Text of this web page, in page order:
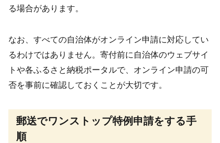
る場合があります。
なお、すべての自治体がオンライン申請に対応してい
るわけではありません。寄付前に自治体のウェブサイ
トや各ふるさと納税ポータルで、オンライン申請の可
否を事前に確認しておくことが大切です。
郵送でワンストップ特例申請をする手
順